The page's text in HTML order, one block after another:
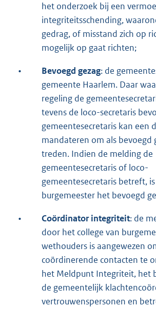
het onderzoek bij een
integriteitsschending,
gedrag, of misstand zich op
mogelijk op gaat richten;
• Bevoegd gezag: de
gemeente Haarlem. Daar
regeling de
tevens de loco-secretaris
gemeentesecretaris kan een
mandateren om als bevoegd
treden. Indien de melding de
gemeentesecretaris of loco-
gemeentesecretaris betreft,
burgemeester het bevoegd
• Coördinator integriteit: de
door het college van
wethouders is aangewezen
coördinerende contacten te
het Meldpunt Integriteit, het
de gemeentelijk
vertrouwenspersonen en